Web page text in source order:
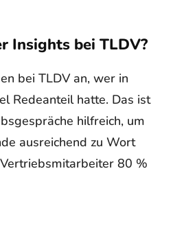
Insights bei TLDV?
bei TLDV an, wer in
Redeanteil hatte. Das ist
hilfreich, um
ausreichend zu Wort
80 %